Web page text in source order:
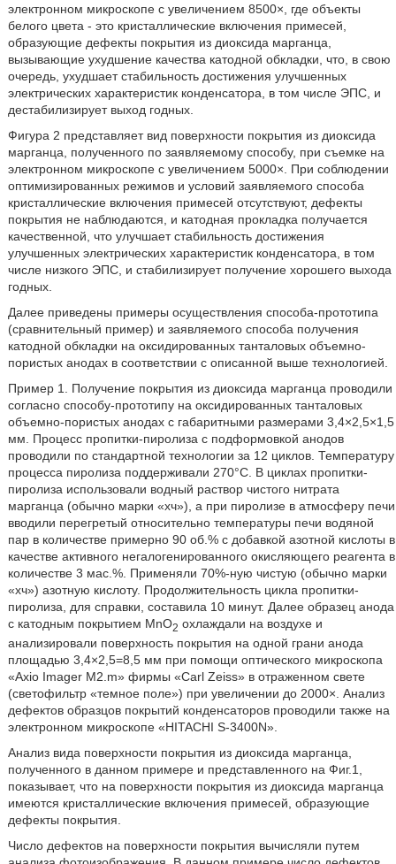
электронном микроскопе с увеличением 8500×, где объекты
белого цвета - это кристаллические включения примесей,
образующие дефекты покрытия из диоксида марганца,
вызывающие ухудшение качества катодной обкладки, что, в свою
очередь, ухудшает стабильность достижения улучшенных
электрических характеристик конденсатора, в том числе ЭПС, и
дестабилизирует выход годных.
Фигура 2 представляет вид поверхности покрытия из диоксида
марганца, полученного по заявляемому способу, при съемке на
электронном микроскопе с увеличением 5000×. При соблюдении
оптимизированных режимов и условий заявляемого способа
кристаллические включения примесей отсутствуют, дефекты
покрытия не наблюдаются, и катодная прокладка получается
качественной, что улучшает стабильность достижения
улучшенных электрических характеристик конденсатора, в том
числе низкого ЭПС, и стабилизирует получение хорошего выхода
годных.
Далее приведены примеры осуществления способа-прототипа
(сравнительный пример) и заявляемого способа получения
катодной обкладки на оксидированных танталовых объемно-
пористых анодах в соответствии с описанной выше технологией.
Пример 1. Получение покрытия из диоксида марганца проводили
согласно способу-прототипу на оксидированных танталовых
объемно-пористых анодах с габаритными размерами 3,4×2,5×1,5
мм. Процесс пропитки-пиролиза с подформовкой анодов
проводили по стандартной технологии за 12 циклов. Температуру
процесса пиролиза поддерживали 270°С. В циклах пропитки-
пиролиза использовали водный раствор чистого нитрата
марганца (обычно марки «хч»), а при пиролизе в атмосферу печи
вводили перегретый относительно температуры печи водяной
пар в количестве примерно 90 об.% с добавкой азотной кислоты в
качестве активного негалогенированного окисляющего реагента в
количестве 3 мас.%. Применяли 70%-ную чистую (обычно марки
«хч») азотную кислоту. Продолжительность цикла пропитки-
пиролиза, для справки, составила 10 минут. Далее образец анода
с катодным покрытием MnO2 охлаждали на воздухе и
анализировали поверхность покрытия на одной грани анода
площадью 3,4×2,5=8,5 мм при помощи оптического микроскопа
«Axio Imager M2.m» фирмы «Carl Zeiss» в отраженном свете
(светофильтр «темное поле») при увеличении до 2000×. Анализ
дефектов образцов покрытий конденсаторов проводили также на
электронном микроскопе «HITACHI S-3400N».
Анализ вида поверхности покрытия из диоксида марганца,
полученного в данном примере и представленного на Фиг.1,
показывает, что на поверхности покрытия из диоксида марганца
имеются кристаллические включения примесей, образующие
дефекты покрытия.
Число дефектов на поверхности покрытия вычисляли путем